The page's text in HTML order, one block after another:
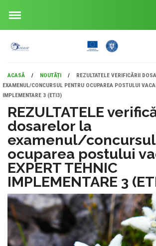
ACASĂ / NOUTĂȚI /
REZULTATELE VERIFICĂRII
EXAMENUL/CONCURSUL PENTRU OCUPAREA POSTULUI
IMPLEMENTARE 3 (ETI3)
REZULTATELE
dosarelor la
examenul/
ocuparea postului
EXPERT TEHNIC
IMPLEMENTARE 3